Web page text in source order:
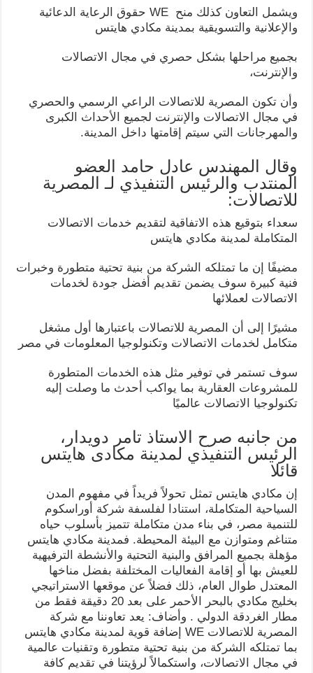
ويشمل التعاون كذلك منح WE حقوق الرعاية الدعائية
والإعلانية والتسويقية بمدينة مكادي هايتس
بجميع مراحلها بشكل حصري في مجال الاتصالات
والإنترنت،
وأن تكون المصرية للاتصالات الراعي الرسمي والحصري
في مجال الاتصالات والإنترنت لجميع الأحداث الكبرى
والمهرجانات التي سيتم إقامتها داخل المدينة.
وقال المهندس عادل حامد العضو
المنتدب والرئيس التنفيذي لـ المصرية
للاتصالات:
سعداء بتوقيع هذه الاتفاقية لتقديم خدمات الاتصالات
المتكاملة لمدينة مكادي هايتس
مضيفًا إن ما تمتلكه الشركة من بنية تحتية متطورة وخبرات
فنية كبيرة سوف يضمن تقديم أفضل جودة لخدمات
الاتصالات لعملائها
مشيرًا إلى أن المصرية للاتصالات باعتبارها أول مشغل
متكامل لخدمات الاتصالات وتكنولوجيا المعلومات في مصر
سوف تستمر في توفير مثل هذه الخدمات المتطورة
للمشروعات العقارية بما يواكب أحدث ما وصلت إليه
تكنولوجيا الاتصالات عالميًا
من جانبه صرح الاستاذ تامر دويدار،
الرئيس التنفيذي لمدينة مكادى هايتس
قائلا
إن مكادي هايتس تمثل تحولاً فريداً في مفهوم المدن
السياحية المتكاملة، استنادا لفلسفة شركة أوراسكوم
للتنمية مصر، في بناء مدن متكاملة تتميز بأسلوب حياه
متناغم ومتوازن مع البيئة المحيطة. فمدينة مكادي هايتس
مؤهلة بجميع المرافق والبنية التحتية والأنشطة الترفيهية
للعيش بها أو إقامة الفعاليات المختلفة بفضل مناخها
المعتدل طوال العام، ذلك فضلاً عن موقعها الاستراتيجي
بخليج مكادي بالبحر الأحمر على بعد 20 دقيقة فقط من
مطار الغردقة الدولي . وأضاف: يعد تعاوننا مع شركة
المصرية للاتصالات WE إضافة قوية لمدينة مكادي هايتس
بما تمتلكه الشركة من بنية تحتية متطورة وتقنيات عالمية
في مجال الاتصالات، واستكمالاً لرؤيتنا في تقديم كافة